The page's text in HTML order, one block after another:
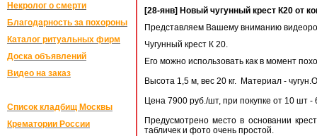
Некролог о смерти
Благодарность за похороны
Каталог ритуальных фирм
Доска объявлений
Видео на заказ
Список кладбищ Москвы
Крематории России
[28-янв] Новый чугунный крест К20 от
Представляем Вашему вниманию
Чугунный крест К 20.
Его можно использовать как в момент
Высота 1,5 м, вес 20 кг. Материал -
Цена 7900 руб./шт, при покупке от 10 шт -
Предусмотрено место в основании
табличек и фото очень простой.